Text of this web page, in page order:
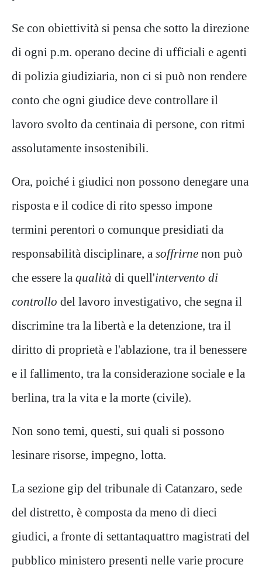
Se con obiettività si pensa che sotto la direzione
di ogni p.m. operano decine di ufficiali e agenti
di polizia giudiziaria, non ci si può non rendere
conto che ogni giudice deve controllare il
lavoro svolto da centinaia di persone, con ritmi
assolutamente insostenibili.
Ora, poiché i giudici non possono denegare una
risposta e il codice di rito spesso impone
termini perentori o comunque presidiati da
responsabilità disciplinare, a soffrirne non può
che essere la qualità di quell'intervento di
controllo del lavoro investigativo, che segna il
discrimine tra la libertà e la detenzione, tra il
diritto di proprietà e l'ablazione, tra il benessere
e il fallimento, tra la considerazione sociale e la
berlina, tra la vita e la morte (civile).
Non sono temi, questi, sui quali si possono
lesinare risorse, impegno, lotta.
La sezione gip del tribunale di Catanzaro, sede
del distretto, è composta da meno di dieci
giudici, a fronte di settantaquattro magistrati del
pubblico ministero presenti nelle varie procure